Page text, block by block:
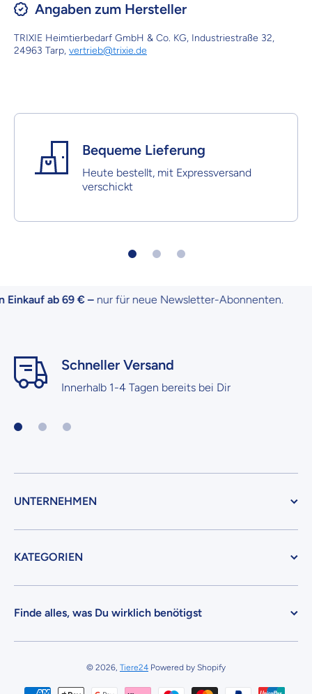
Angaben zum Hersteller
TRIXIE Heimtierbedarf GmbH & Co. KG, Industriestraße 32,
24963 Tarp, vertrieb@trixie.de
Bequeme Lieferung
Heute bestellt, mit Expressversand
verschickt
ab 69 € –nur für neue Newsletter-Abonnenten.
Schneller Versand
Innerhalb 1-4 Tagen bereits bei Dir
UNTERNEHMEN
KATEGORIEN
Finde alles, was Du wirklich benötigst
© 2026, Tiere24 Powered by Shopify
Zahlungsmethoden